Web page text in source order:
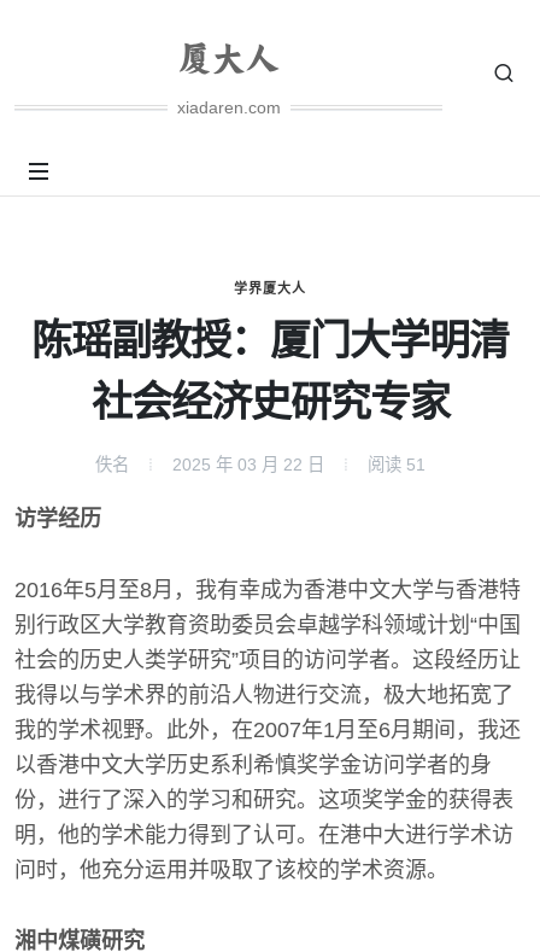
xiadaren.com
学界厦大人
陈瑶副教授：厦门大学明清
社会经济史研究专家
佚名 2025 年 03 月 22 日 阅读 51
访学经历
2016年5月至8月，我有幸成为香港中文大学与香港特
别行政区大学教育资助委员会卓越学科领域计划“中国
社会的历史人类学研究”项目的访问学者。这段经历让
我得以与学术界的前沿人物进行交流，极大地拓宽了
我的学术视野。此外，在2007年1月至6月期间，我还
以香港中文大学历史系利希慎奖学金访问学者的身
份，进行了深入的学习和研究。这项奖学金的获得表
明，他的学术能力得到了认可。在港中大进行学术访
问时，他充分运用并吸取了该校的学术资源。
湘中煤磺研究